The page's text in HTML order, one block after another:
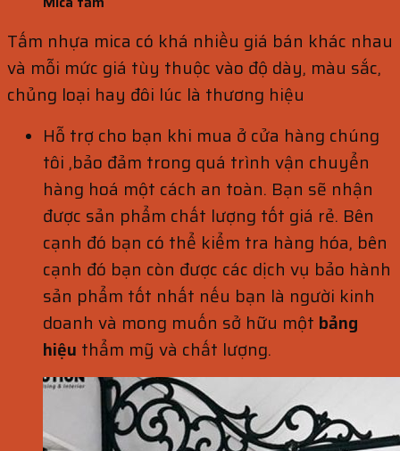
Tấm nhựa mica có khá nhiều giá bán khác nhau
và mỗi mức giá tùy thuộc vào độ dày, màu sắc,
chủng loại hay đôi lúc là thương hiệu
Hỗ trợ cho bạn khi mua ở cửa hàng chúng
tôi ,bảo đảm trong quá trình vận chuyển
hàng hoá một cách an toàn. Bạn sẽ nhận
được sản phẩm chất lượng tốt giá rẻ. Bên
cạnh đó bạn có thể kiểm tra hàng hóa, bên
cạnh đó bạn còn được các dịch vụ bảo hành
sản phẩm tốt nhất nếu bạn là người kinh
doanh và mong muốn sở hữu một bảng
hiệu thẩm mỹ và chất lượng.